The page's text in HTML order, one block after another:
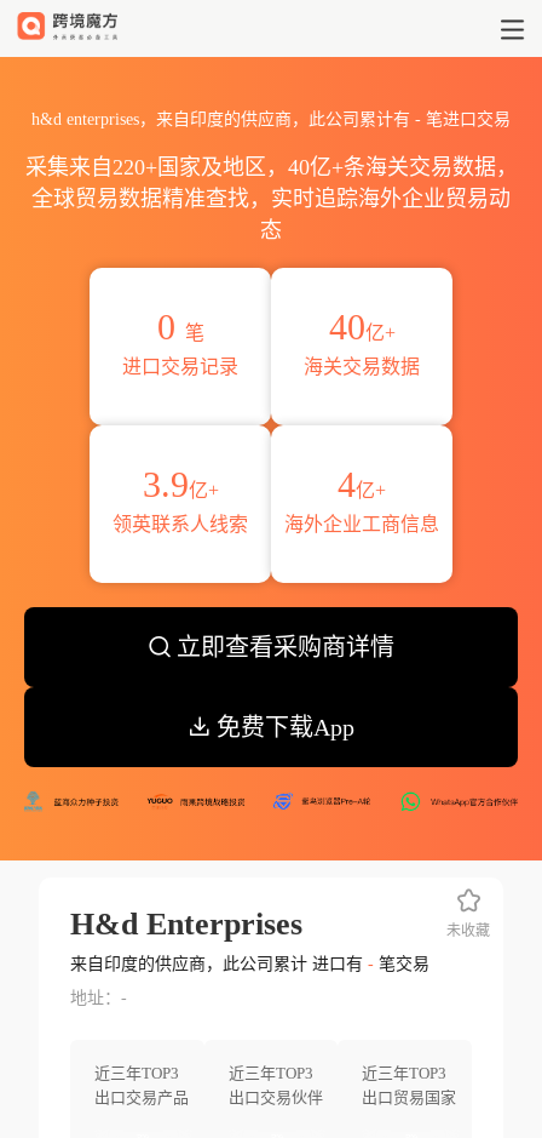
h&d enterprises，来自印度的供应商，此公司累计有 - 笔进口交易
采集来自220+国家及地区，40亿+条海关交易数据，
全球贸易数据精准查找，实时追踪海外企业贸易动
态
0 笔
进口交易记录
40亿+
海关交易数据
3.9亿+
领英联系人线索
4亿+
海外企业工商信息
立即查看采购商详情
免费下载App
H&d Enterprises
来自印度的供应商，此公司累计 进口有 -笔交易
地址：-
近三年TOP3
出口交易产品
近三年TOP3
出口交易伙伴
近三年TOP3
出口贸易国家
未收藏